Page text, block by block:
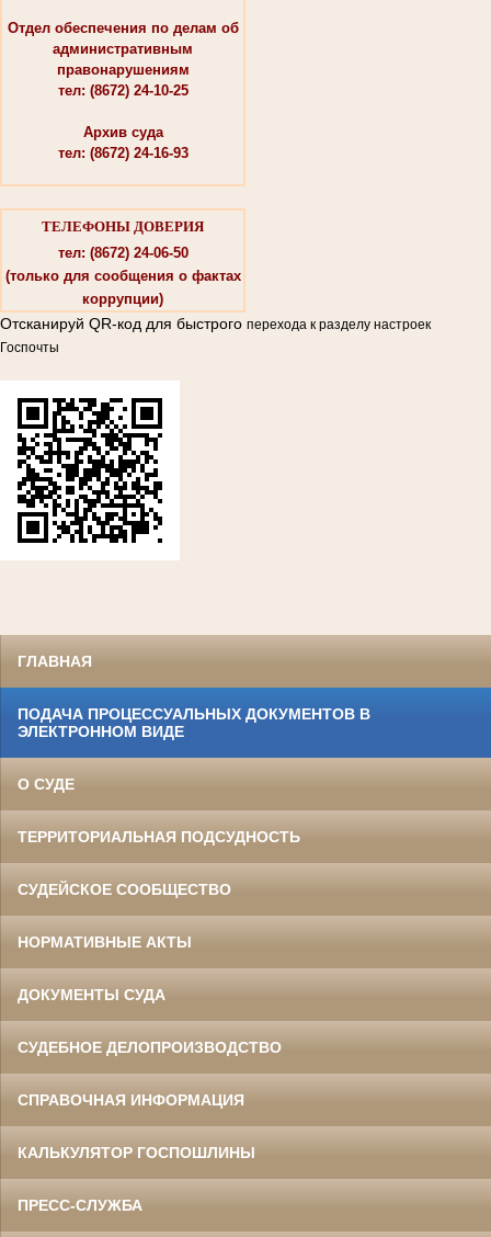
Отдел обеспечения по делам об
административным
правонарушениям
тел: (8672) 24-10-25
Архив суда
тел: (8672) 24-16-93
ТЕЛЕФОНЫ ДОВЕРИЯ
тел: (8672) 24-06-50
(только для сообщения о фактах
коррупции)
Отсканируй QR-код для быстрого перехода к разделу настроек
Госпочты
ГЛАВНАЯ
ПОДАЧА ПРОЦЕССУАЛЬНЫХ ДОКУМЕНТОВ В
ЭЛЕКТРОННОМ ВИДЕ
О СУДЕ
ТЕРРИТОРИАЛЬНАЯ ПОДСУДНОСТЬ
СУДЕЙСКОЕ СООБЩЕСТВО
НОРМАТИВНЫЕ АКТЫ
ДОКУМЕНТЫ СУДА
СУДЕБНОЕ ДЕЛОПРОИЗВОДСТВО
СПРАВОЧНАЯ ИНФОРМАЦИЯ
КАЛЬКУЛЯТОР ГОСПОШЛИНЫ
ПРЕСС-СЛУЖБА